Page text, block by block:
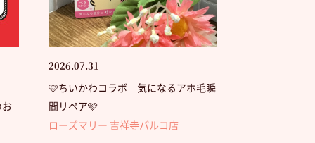
2026.07.31
🩷ちいかわコラボ 気になるアホ毛瞬
間リペア🩷
ローズマリー 吉祥寺パルコ店